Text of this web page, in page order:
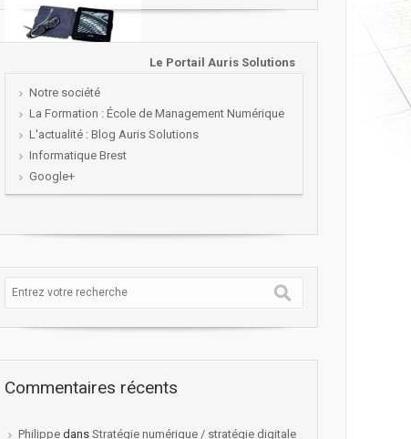
Le Portail Auris Solutions
Notre société
La Formation : École de Management Numérique
L'actualité : Blog Auris Solutions
Informatique Brest
Google+
Commentaires récents
Philippe dans Stratégie numérique / stratégie digitale